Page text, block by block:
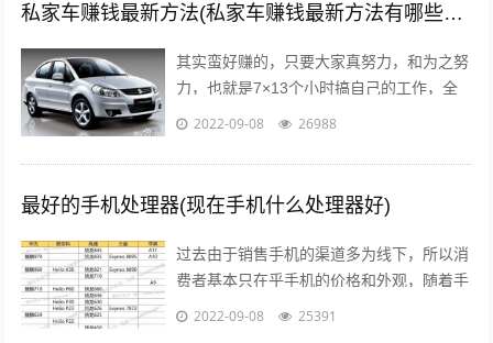
私家车赚钱最新方法(私家车赚钱最新方法有哪些?推荐这5种赚钱方法)
其实蛮好赚的，只要大家真努力，和为之努
力，也就是7×13个小时搞自己的工作，全
面性的拼命，那么我们自然就可以赚到钱
2022-09-08 26988
最好的手机处理器(现在手机什么处理器好)
过去由于销售手机的渠道多为线下，所以消
费者基本只在乎手机的价格和外观，随着手
机线上销售渠道的拓宽，以及小米曾打出性
2022-09-08 25391